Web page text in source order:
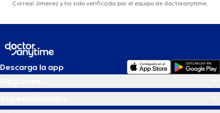
Correal Jimenez y ha sido verificada por el equipo de doctoranytime.
Descarga la app